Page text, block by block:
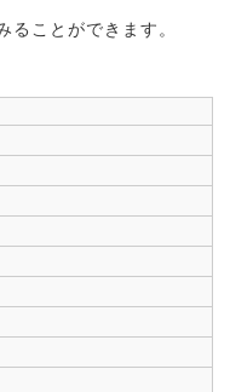
ることができます。